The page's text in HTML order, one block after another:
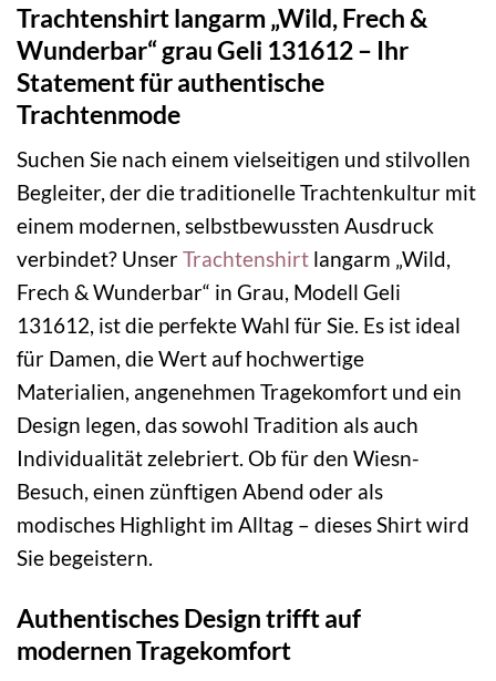
Trachtenshirt langarm „Wild, Frech &
Wunderbar“ grau Geli 131612 – Ihr
Statement für authentische
Trachtenmode
Suchen Sie nach einem vielseitigen und stilvollen
Begleiter, der die traditionelle Trachtenkultur mit
einem modernen, selbstbewussten Ausdruck
verbindet? UnserTrachtenshirt langarm „Wild,
Frech & Wunderbar“ in Grau, Modell Geli
131612, ist die perfekte Wahl für Sie. Es ist ideal
für Damen, die Wert auf hochwertige
Materialien, angenehmen Tragekomfort und ein
Design legen, das sowohl Tradition als auch
Individualität zelebriert. Ob für den Wiesn-
Besuch, einen zünftigen Abend oder als
modisches Highlight im Alltag – dieses Shirt wird
Sie begeistern.
Authentisches Design trifft auf
modernen Tragekomfort